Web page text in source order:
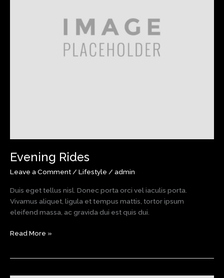
Evening Rides
Leave a Comment / Lifestyle / admin
Duis eget tellus nisl. Donec porta orci vel iaculis porta.
Vivamus aliquet, ligula et tempus mattis, tortor ipsum
eleifend massa, ac gravida dui est quis dui.
Evening
Read More »